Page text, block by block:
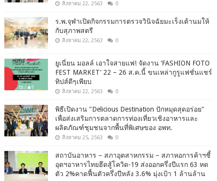
สิงหาคม 22, 2563 0
ร.พ.จุฬาเปิดกิจกรรมการตรวจวินิจฉัยมะเร็งเต้านมให้
กับสุภาพสตรี
สิงหาคม 22, 2563 0
ยูเนี่ยน มอลล์ เอาใจสายแฟ! จัดงาน ‘FASHION FOTO
FEST MARKET’ 22 – 26 ส.ค.นี้ ขนเหล่ากูรูแฟชั่นแชร์
ทิปส์ดีๆเพียบ
สิงหาคม 22, 2563 0
พิธีเปิดงาน "Delicious Destination ปักหมุดสุดอร่อย"
เพื่อส่งเสริมการตลาดการท่องเที่ยวเชิงอาหารและ
ผลิตภัณฑ์ชุมชนจากพื้นที่พิเศษของ อพท.
สิงหาคม 25, 2563 0
สถาบันอาหาร – สภาอุตสาหกรรม – สภาหอการค้าฯชี้
อุตฯอาหารไทยฮึดสู้โควิด-19 ส่งออกครึ่งปีแรก 63 หด
ตัว 2%คาดฟื้นตัวครึ่งปีหลัง 3.6% มุ่งเป้า 1 ล้านล้าน